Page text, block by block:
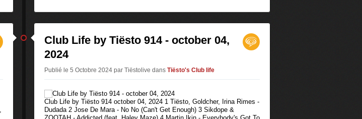
Club Life by Tiësto 914 - october 04,
2024
Publié le 5 Octobre 2024 par Tiëstolive dans Tiësto's Club life
Club Life by Tiësto 914 october 04, 2024 1 Tiësto, Goldcher, Irina Rimes -
Dudada 2 Jose De Mara - No No (Can't Get Enough) 3 Sikdope &